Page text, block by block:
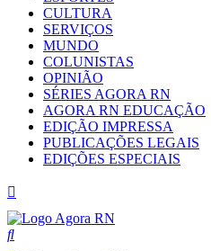
CULTURA
SERVIÇOS
MUNDO
COLUNISTAS
OPINIÃO
SÉRIES AGORA RN
AGORA RN EDUCAÇÃO
EDIÇÃO IMPRESSA
PUBLICAÇÕES LEGAIS
EDIÇÕES ESPECIAIS